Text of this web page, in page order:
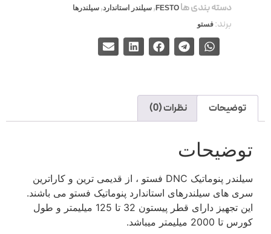
دسته بندی ها FESTO
, سیلندر استاندارد, سیلندرها
برند: فستو
توضیحات نظرات (0)
توضیحات
سیلندر پنوماتیک DNC فستو ، از قدیمی ترین و کاراترین
سری های سیلندرهای استاندارد پنوماتیک فستو می باشند.
این تجهیز دارای قطر پیستون 32 تا 125 میلیمتر و طول
کورس تا 2000 میلیمتر میباشد.